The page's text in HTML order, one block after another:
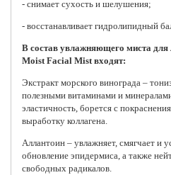
- снимает сухость и шелушения;
- восстанавливает гидролипидный
В состав увлажняющего миста для
Moist Facial Mist входят:
Экстракт морского винограда –
полезными витаминами и
эластичность, борется с
выработку коллагена.
Аллантоин – увлажняет, смягчает и
обновление эпидермиса, а также
свободных радикалов.